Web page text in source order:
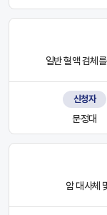
일반 혈액 검체
신청자
문정대
암 대사체